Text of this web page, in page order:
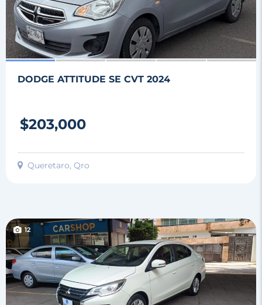
DODGE ATTITUDE SE CVT 2024
$203,000
Queretaro, Qro
12